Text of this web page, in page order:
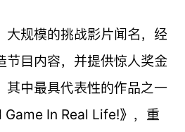
大规模的挑战影片闻名，经
节目内容，并提供惊人奖金
其中最具代表性的作品之一
In Real Life!》，重